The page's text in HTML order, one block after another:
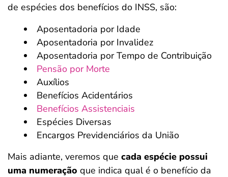
de espécies dos benefícios do INSS, são:
Aposentadoria por Idade
Aposentadoria por Invalidez
Aposentadoria por Tempo de Contribuição
Pensão por Morte
Auxílios
Benefícios Acidentários
Benefícios Assistenciais
Espécies Diversas
Encargos Previdenciários da União
Mais adiante, veremos que cada espécie possui
uma numeração que indica qual é o benefício da